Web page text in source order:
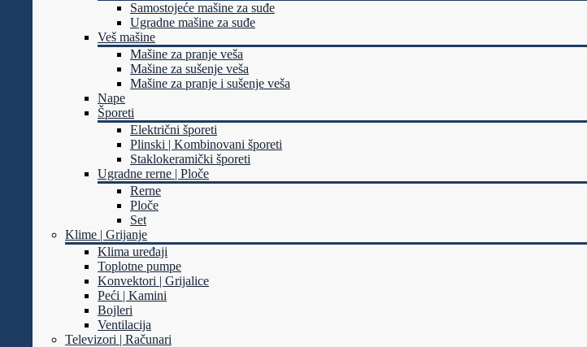
Samostojeće mašine za suđe
Ugradne mašine za suđe
Veš mašine
Mašine za pranje veša
Mašine za sušenje veša
Mašine za pranje i sušenje veša
Nape
Šporeti
Električni šporeti
Plinski | Kombinovani šporeti
Staklokeramički šporeti
Ugradne rerne | Ploče
Rerne
Ploče
Set
Klime | Grijanje
Klima uređaji
Toplotne pumpe
Konvektori | Grijalice
Peći | Kamini
Bojleri
Ventilacija
Televizori | Računari